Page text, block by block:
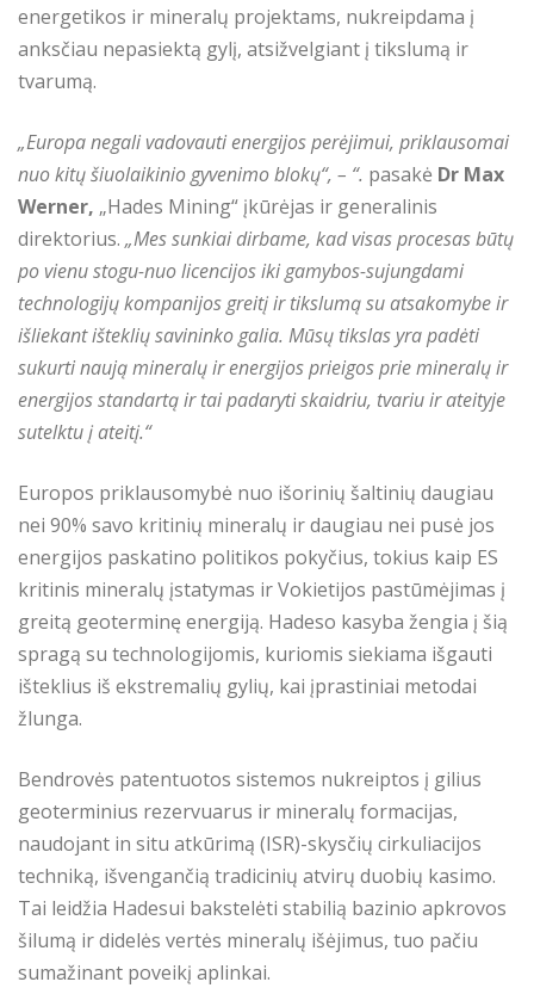
energetikos ir mineralų projektams, nukreipdama į
anksčiau nepasiektą gylį, atsižvelgiant į tikslumą ir
tvarumą.
„Europa negali vadovauti energijos perėjimui, priklausomai
nuo kitų šiuolaikinio gyvenimo blokų“, – “. pasakė Dr Max
Werner, „Hades Mining“ įkūrėjas ir generalinis
direktorius. „Mes sunkiai dirbame, kad visas procesas būtų
po vienu stogu-nuo licencijos iki gamybos-sujungdami
technologijų kompanijos greitį ir tikslumą su atsakomybe ir
išliekant išteklių savininko galia. Mūsų tikslas yra padėti
sukurti naują mineralų ir energijos prieigos prie mineralų ir
energijos standartą ir tai padaryti skaidriu, tvariu ir ateityje
sutelktu į ateitį.“
Europos priklausomybė nuo išorinių šaltinių daugiau
nei 90% savo kritinių mineralų ir daugiau nei pusė jos
energijos paskatino politikos pokyčius, tokius kaip ES
kritinis mineralų įstatymas ir Vokietijos pastūmėjimas į
greitą geoterminę energiją. Hadeso kasyba žengia į šią
spragą su technologijomis, kuriomis siekiama išgauti
išteklius iš ekstremalių gylių, kai įprastiniai metodai
žlunga.
Bendrovės patentuotos sistemos nukreiptos į gilius
geoterminius rezervuarus ir mineralų formacijas,
naudojant in situ atkūrimą (ISR)-skysčių cirkuliacijos
techniką, išvengančią tradicinių atvirų duobių kasimo.
Tai leidžia Hadesui bakstelėti stabilią bazinio apkrovos
šilumą ir didelės vertės mineralų išėjimus, tuo pačiu
sumažinant poveikį aplinkai.